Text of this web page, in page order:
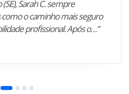
Sarah C. sempre
o caminho mais seguro
profissional. Após o…”